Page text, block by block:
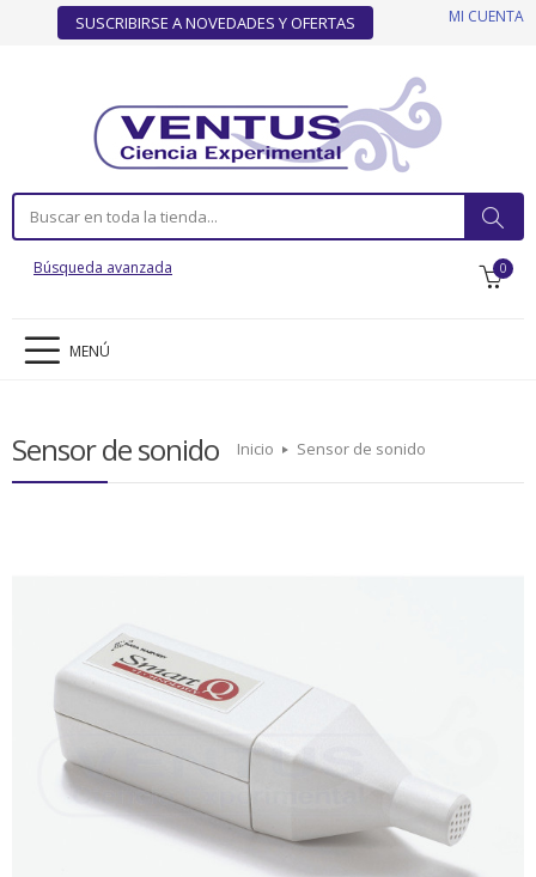
SUSCRIBIRSE A NOVEDADES Y OFERTAS MI CUENTA
Búsqueda avanzada 0
MENÚ
Sensor de sonido Inicio Sensor de sonido